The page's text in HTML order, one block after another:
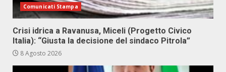
Comunicati Stampa
Crisi idrica a Ravanusa, Miceli (Progetto Civico
Italia): “Giusta la decisione del sindaco Pitrola”
8 Agosto 2026